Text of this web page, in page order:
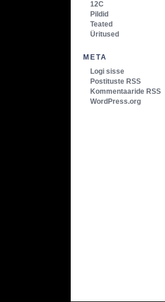
12C
Pildid
Teated
Üritused
META
Logi sisse
Postituste RSS
Kommentaaride RSS
WordPress.org